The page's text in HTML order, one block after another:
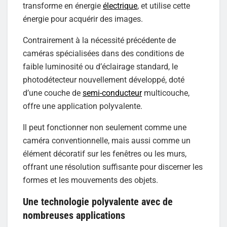
transforme en énergie électrique, et utilise cette
énergie pour acquérir des images.
Contrairement à la nécessité précédente de
caméras spécialisées dans des conditions de
faible luminosité ou d’éclairage standard, le
photodétecteur nouvellement développé, doté
d’une couche de semi-conducteurmulticouche,
offre une application polyvalente.
Il peut fonctionner non seulement comme une
caméra conventionnelle, mais aussi comme un
élément décoratif sur les fenêtres ou les murs,
offrant une résolution suffisante pour discerner les
formes et les mouvements des objets.
Une technologie polyvalente avec de
nombreuses applications